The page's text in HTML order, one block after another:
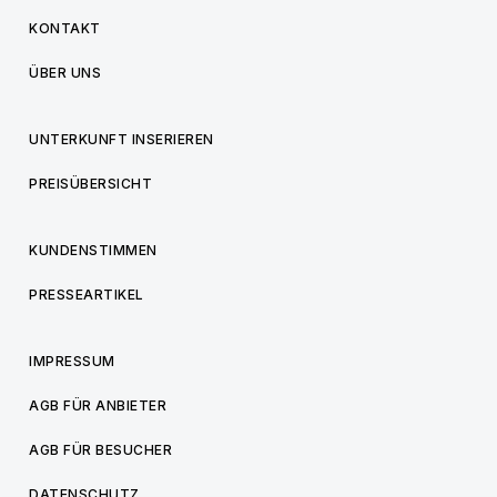
KONTAKT
ÜBER UNS
UNTERKUNFT INSERIEREN
PREISÜBERSICHT
KUNDENSTIMMEN
PRESSEARTIKEL
IMPRESSUM
AGB FÜR ANBIETER
AGB FÜR BESUCHER